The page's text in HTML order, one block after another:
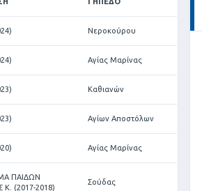
Νεροκούρου
Αγίας Μαρίνας
Καθιανών
Αγίων Αποστόλων
Αγίας Μαρίνας
ΠΑΙΔΩΝ
(2017-2018)
Σούδας